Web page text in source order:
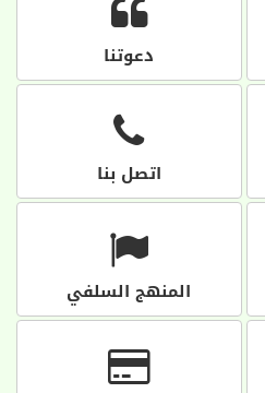
دعوتنا
اتصل بنا
المنهج السلفي